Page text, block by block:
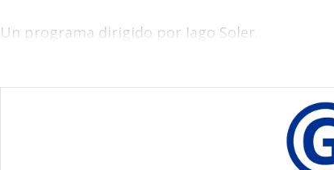
Un programa dirigido por Iago Soler.